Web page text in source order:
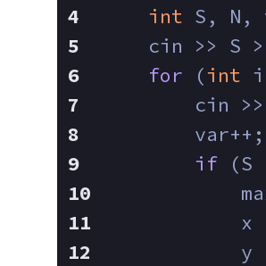
int S, N,
cin >> S
for (int i
cin
        var++;
if (S
x
y